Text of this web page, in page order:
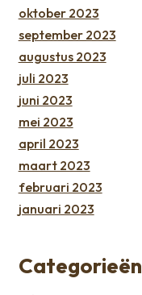
oktober 2023
september 2023
augustus 2023
juli 2023
juni 2023
mei 2023
april 2023
maart 2023
februari 2023
januari 2023
Categorieën